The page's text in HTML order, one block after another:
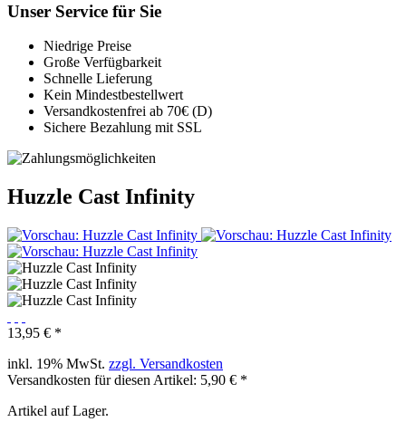
Unser Service für Sie
Niedrige Preise
Große Verfügbarkeit
Schnelle Lieferung
Kein Mindestbestellwert
Versandkostenfrei ab 70€ (D)
Sichere Bezahlung mit SSL
Huzzle Cast Infinity
13,95 € *
inkl. 19% MwSt. zzgl. Versandkosten
Versandkosten für diesen Artikel: 5,90 € *
Artikel auf Lager.